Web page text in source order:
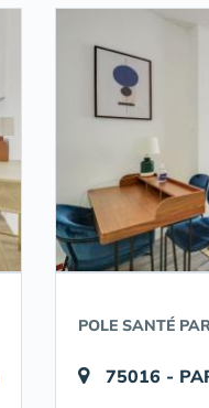
POLE SANTÉ
75016 -